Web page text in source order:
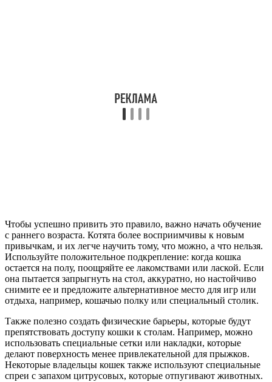
Чтобы успешно привить это правило, важно начать обучение
с раннего возраста. Котята более восприимчивы к новым
привычкам, и их легче научить тому, что можно, а что нельзя.
Используйте положительное подкрепление: когда кошка
остается на полу, поощряйте ее лакомствами или лаской. Если
она пытается запрыгнуть на стол, аккуратно, но настойчиво
снимите ее и предложите альтернативное место для игр или
отдыха, например, кошачью полку или специальный столик.
Также полезно создать физические барьеры, которые будут
препятствовать доступу кошки к столам. Например, можно
использовать специальные сетки или накладки, которые
делают поверхность менее привлекательной для прыжков.
Некоторые владельцы кошек также используют специальные
спреи с запахом цитрусовых, которые отпугивают животных.